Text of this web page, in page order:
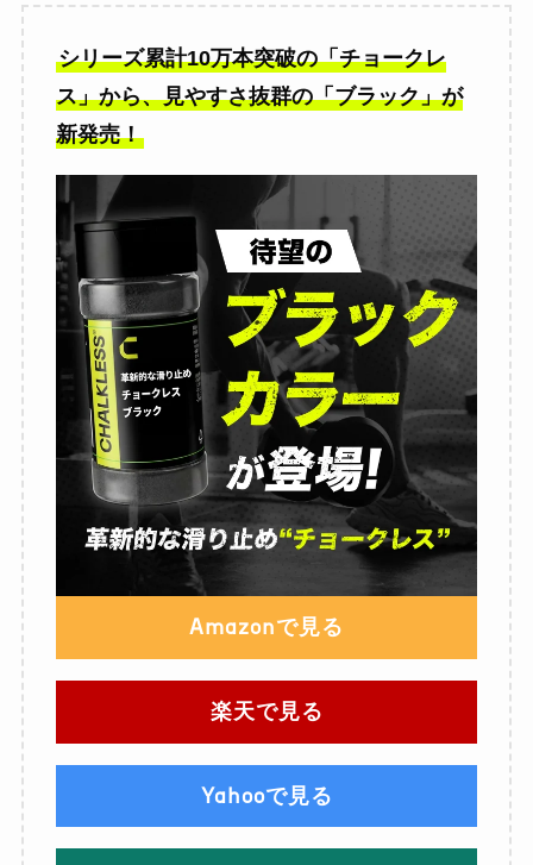
シリーズ累計10万本突破の「チョークレ
ス」から、見やすさ抜群の「ブラック」が
新発売！
Amazonで見る
楽天で見る
Yahooで見る